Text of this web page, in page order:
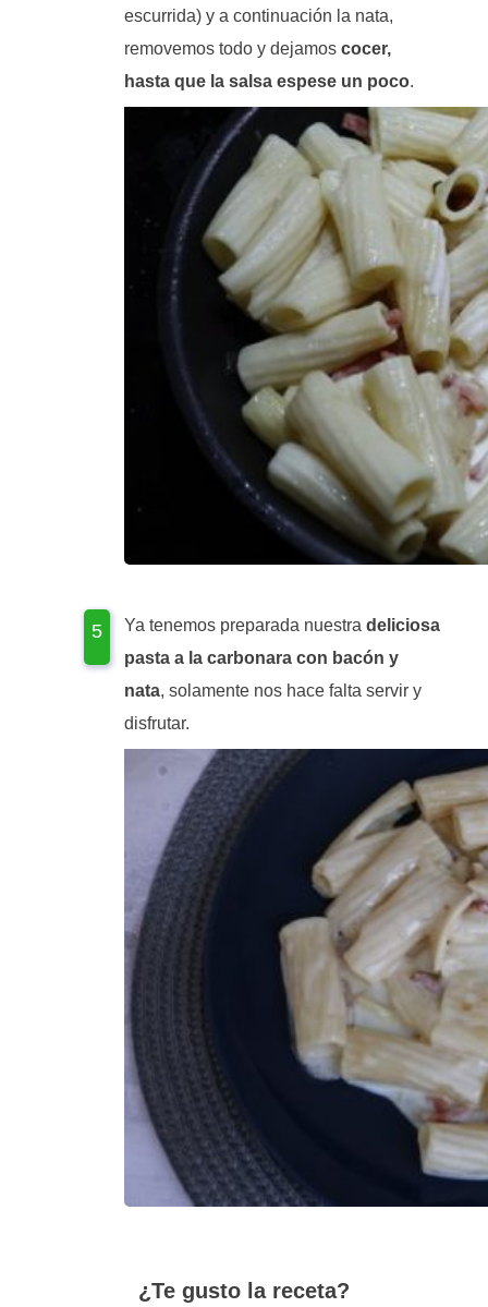
escurrida) y a continuación la nata,
removemos todo y dejamos cocer,
hasta que la salsa espese un poco.
Ya tenemos preparada nuestra deliciosa
pasta a la carbonara con bacón y
nata, solamente nos hace falta servir y
disfrutar.
¿Te gusto la receta?